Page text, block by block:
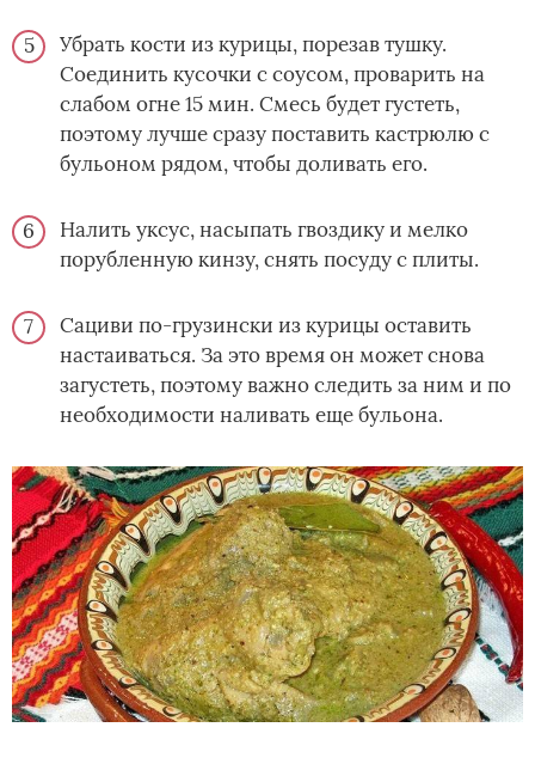
Убрать кости из курицы, порезав тушку.
Соединить кусочки с соусом, проварить на
слабом огне 15 мин. Смесь будет густеть,
поэтому лучше сразу поставить кастрюлю с
бульоном рядом, чтобы доливать его.
Налить уксус, насыпать гвоздику и мелко
порубленную кинзу, снять посуду с плиты.
Сациви по-грузински из курицы оставить
настаиваться. За это время он может снова
загустеть, поэтому важно следить за ним и по
необходимости наливать еще бульона.